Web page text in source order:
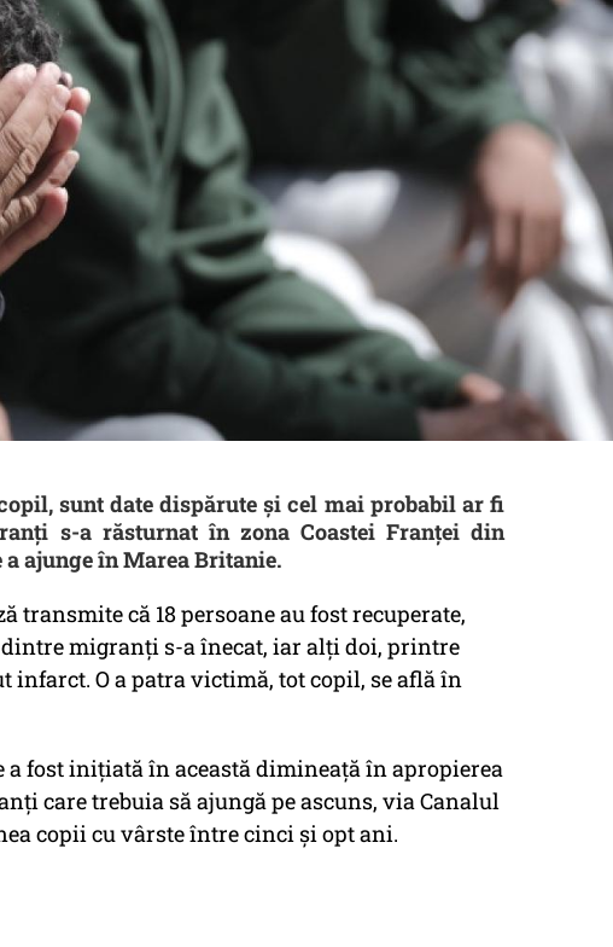
sunt date dispărute și cel mai probabil ar fi
s-a răsturnat în zona Coastei Franței din
ajunge în Marea Britanie.
transmite că 18 persoane au fost recuperate,
migranți s-a înecat, iar alți doi, printre
infarct. O a patra victimă, tot copil, se află în
a fost inițiată în această dimineață în apropierea
care trebuia să ajungă pe ascuns, via Canalul
copii cu vârste între cinci și opt ani.